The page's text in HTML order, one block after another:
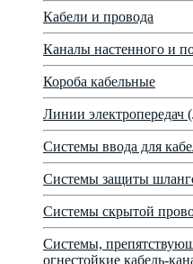
Кабели и провода
Каналы настенного и
Короба кабельные
Линии
Системы ввода для
Системы защиты
Системы скрытой
Системы,
огнестойкие кабель-